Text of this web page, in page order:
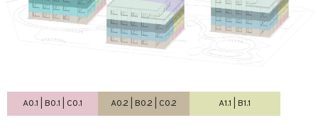
A0.1 | B0.1 | C0.1 A0.2 | B0.2 | C0.2 A1.1 | B1.1